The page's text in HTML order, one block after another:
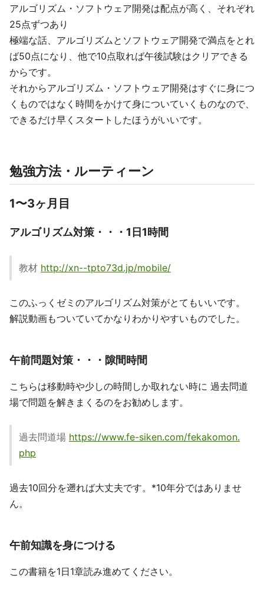
アルゴリズム・ソフトウェア開発は配点が高く、それぞれ
25点ずつあり
極端な話、アルゴリズムとソフトウェア開発で満点をとれ
ば50点になり、他で10点取れば午後試験はクリアできる
からです。
それからアルゴリズム・ソフトウェア開発はすぐに身につ
くものではなく時間をかけて身についていくものなので、
できるだけ早くスタートしたほうがいいです。
勉強方法・ルーティーン
1〜3ヶ月目
アルゴリズム対策・・・1日1時間
教材 http://xn--tpto73d.jp/mobile/
このふっくゼミのアルゴリズム対策がとてもいいです。
解説動画もついていてかなりわかりやすいものでした。
午前問題対策・・・隙間時間
こちらは移動時や少しの時間しか取れない時に 過去問道
場で問題を解きまくるのをお勧めします。
過去問道場 https://www.fe-siken.com/fekakomon.
php
過去10回分を遡れば大丈夫です。*10年分ではありませ
ん。
午前知識を身につける
この書籍を1日1章読み進めてください。